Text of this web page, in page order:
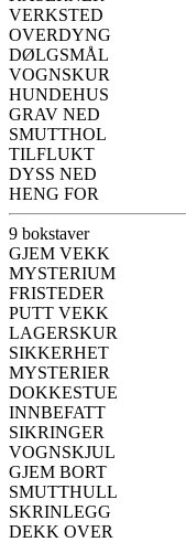
VERKSTED
OVERDYNG
DØLGSMÅL
VOGNSKUR
HUNDEHUS
GRAV NED
SMUTTHOL
TILFLUKT
DYSS NED
HENG FOR
9 bokstaver
GJEM VEKK
MYSTERIUM
FRISTEDER
PUTT VEKK
LAGERSKUR
SIKKERHET
MYSTERIER
DOKKESTUE
INNBEFATT
SIKRINGER
VOGNSKJUL
GJEM BORT
SMUTTHULL
SKRINLEGG
DEKK OVER